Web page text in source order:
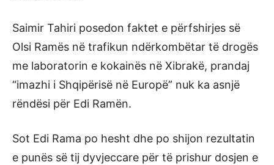
Saimir Tahiri posedon faktet e përfshirjes së
Olsi Ramës në trafikun ndërkombëtar të drogës
me laboratorin e kokainës në Xibrakë, prandaj
“imazhi i Shqipërisë në Europë” nuk ka asnjë
rëndësi për Edi Ramën.
Sot Edi Rama po hesht dhe po shijon rezultatin
e punës së tij dyvjeccare për të prishur dosjen e